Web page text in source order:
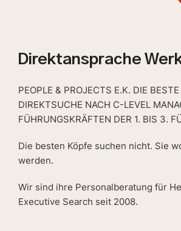
Direktansprache
PEOPLE & PROJECTS E.K. DIE
DIREKTSUCHE NACH C-LEVEL
FÜHRUNGSKRÄFTEN DER 1. BIS 3.
Die besten Köpfe suchen nicht. Sie
werden.
Wir sind ihre Personalberatung für
Executive Search seit 2008.